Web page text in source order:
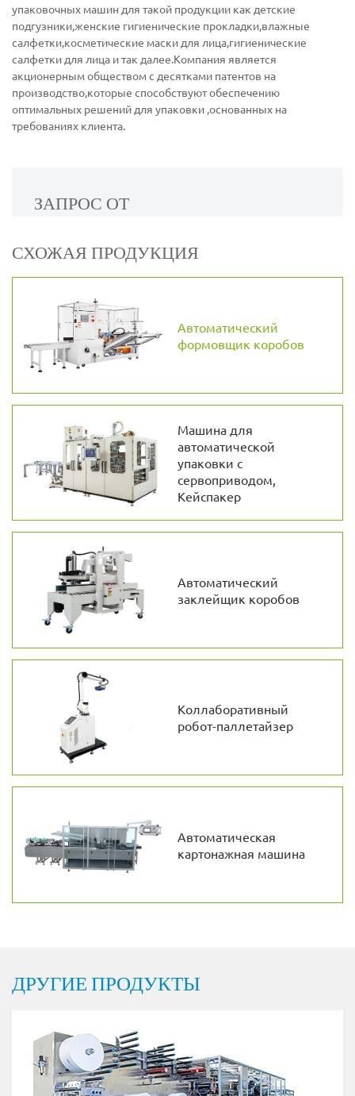
упаковочных машин для такой продукции как детские
подгузники,женские гигиенические прокладки,влажные
салфетки,косметические маски для лица,гигиенические
салфетки для лица и так далее.Компания является
акционерным обществом с десятками патентов на
производство,которые способствуют обеспечению
оптимальных решений для упаковки ,основанных на
требованиях клиента.
ЗАПРОС ОТ
СХОЖАЯ ПРОДУКЦИЯ
Автоматический
формовщик коробов
Машина для
автоматической
упаковки с
сервоприводом,
Кейспакер
Автоматический
заклейщик коробов
Коллаборативный
робот-паллетайзер
Автоматическая
картонажная машина
ДРУГИЕ ПРОДУКТЫ